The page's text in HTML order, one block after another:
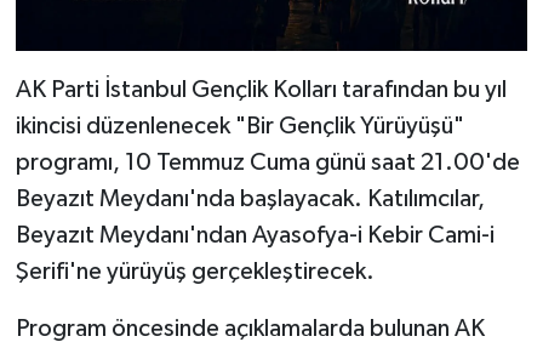
AK Parti İstanbul Gençlik Kolları tarafından bu yıl
ikincisi düzenlenecek "Bir Gençlik Yürüyüşü"
programı, 10 Temmuz Cuma günü saat 21.00'de
Beyazıt Meydanı'nda başlayacak. Katılımcılar,
Beyazıt Meydanı'ndan Ayasofya-i Kebir Cami-i
Şerifi'ne yürüyüş gerçekleştirecek.
Program öncesinde açıklamalarda bulunan AK